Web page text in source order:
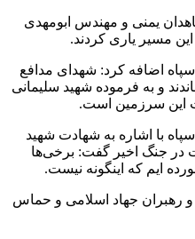
یمنی و مهندس ابومهدی
مسیر یاری کردند.
اضافه کرد: شهدای مدافع
و به فرموده شهید سلیمانی
این سرزمین است.
با اشاره به شهادت شهید
در جنگ اخیر گفت: برخی‌ها
ایم که اینگونه نیست.
رهبران جهاد اسلامی و حماس